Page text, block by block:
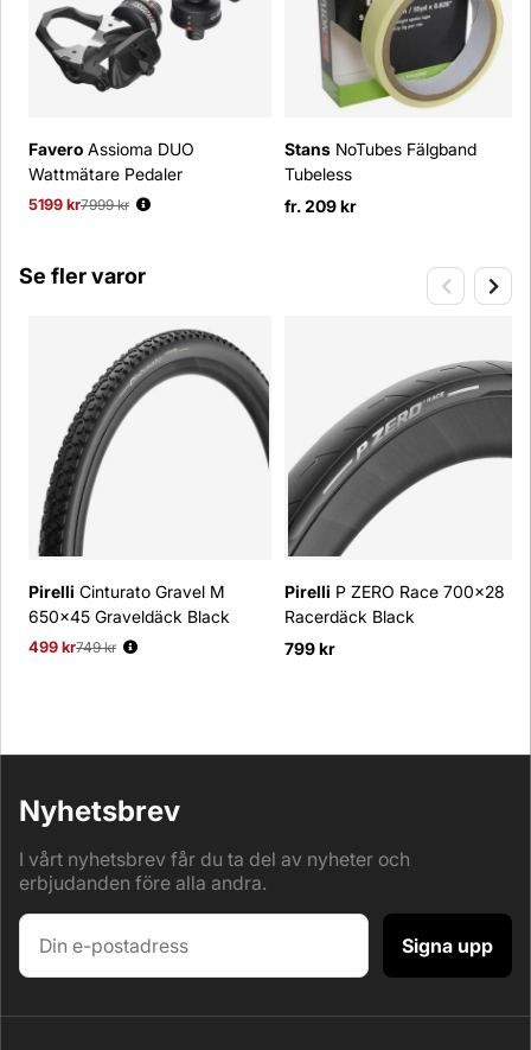
Favero Assioma DUO
Wattmätare Pedaler
5199 kr
Ordinarie pris:
7999 kr
Stans NoTubes Fälgband
Tubeless
fr. 209 kr
Se fler varor
Pirelli Cinturato Gravel M
650x45 Graveldäck Black
499 kr
Ordinarie pris:
749 kr
Pirelli P ZERO Race 700x28
Racerdäck Black
799 kr
Nyhetsbrev
I vårt nyhetsbrev får du ta del av nyheter och
erbjudanden före alla andra.
Signa upp